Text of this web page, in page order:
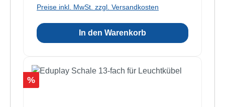
Preise inkl. MwSt. zzgl. Versandkosten
In den Warenkorb
Rabatt
%